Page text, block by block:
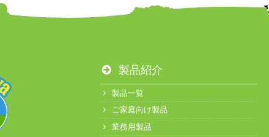
製品紹介
製品一覧
ご家庭向け製品
業務用製品